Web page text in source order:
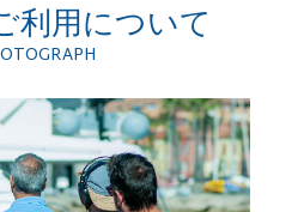
利用について